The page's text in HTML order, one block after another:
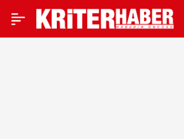
KRİTER HABER’DE BUGÜN